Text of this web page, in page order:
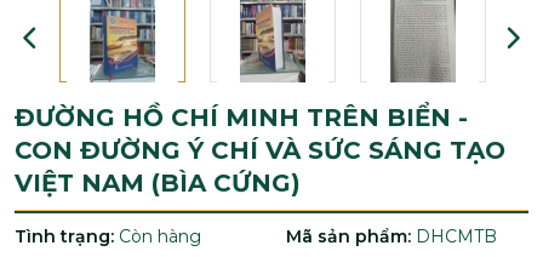
ĐƯỜNG HỒ CHÍ MINH TRÊN BIỂN -
CON ĐƯỜNG Ý CHÍ VÀ SỨC SÁNG TẠO
VIỆT NAM (BÌA CỨNG)
Tình trạng: Còn hàng Mã sản phẩm: DHCMTB